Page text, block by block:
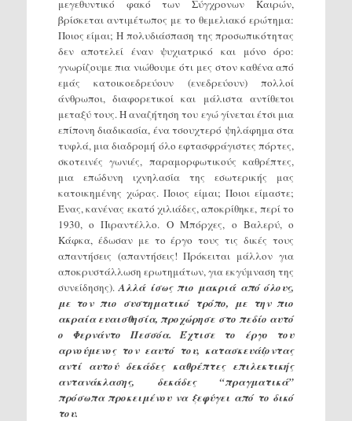
μεγεθυντικό φακό των Σύγχρονων Καιρών,
βρίσκεται αντιμέτωπος με το θεμελιακό ερώτημα:
Ποιος είμαι; Η πολυδιάσπαση της προσωπικότητας
δεν αποτελεί έναν ψυχιατρικό και μόνο όρο:
γνωρίζουμε πια νιώθουμε ότι μες στον καθένα από
εμάς κατοικοεδρεύουν (ενεδρεύουν) πολλοί
άνθρωποι, διαφορετικοί και μάλιστα αντίθετοι
μεταξύ τους. Η αναζήτηση του εγώ γίνεται έτσι μια
επίπονη διαδικασία, ένα τσουχτερό ψηλάφημα στα
τυφλά, μια διαδρομή όλο εφτασφράγιστες πόρτες,
σκοτεινές γωνιές, παραμορφωτικούς καθρέπτες,
μια επώδυνη ιχνηλασία της εσωτερικής μας
κατοικημένης χώρας. Ποιος είμαι; Ποιοι είμαστε;
Ένας, κανένας εκατό χιλιάδες, αποκρίθηκε, περί το
1930, ο Πιραντέλλο. Ο Μπόρχες, ο Βαλερύ, ο
Κάφκα, έδωσαν με το έργο τους τις δικές τους
απαντήσεις (απαντήσεις! Πρόκειται μάλλον για
αποκρυστάλλωση ερωτημάτων, για εκγύμναση της
συνείδησης).Αλλά ίσως πιο μακριά από όλους,
με τον πιο συστηματικό τρόπο, με την πιο
ακραία ευαισθησία, προχώρησε στο πεδίο αυτό
ο Φερνάντο Πεσσόα. Έχτισε το έργο του
αρνούμενος τον εαυτό του, κατασκευάζοντας
αντί αυτού δεκάδες καθρέπτες επιλεκτικής
αντανάκλασης, δεκάδες “πραγματικά”
πρόσωπα προκειμένου να ξεφύγει από το δικό
του.